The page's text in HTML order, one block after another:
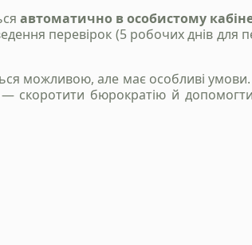
автоматично в особистому
перевірок (5 робочих днів
можливою, але має особливі умови.
скоротити бюрократію й
Політика конфіденційності